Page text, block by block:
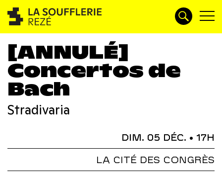
[ANNULÉ]
Concertos de
Bach
Stradivaria
DIM. 05 DÉC. • 17H
LA CITÉ DES CONGRÈS